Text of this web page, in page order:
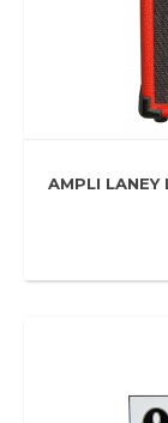
AMPLI LANEY